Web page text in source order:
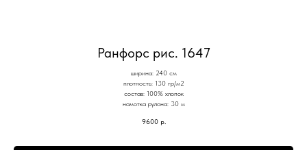
Ранфорс рис. 1647
ширина: 240 см
плотность: 130 гр/м2
состав: 100% хлопок
намотка рулона: 30 м
9600 р.